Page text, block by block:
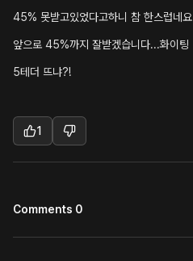
45% 못받고있었다고하니 참 한스럽네요
앞으로 45%까지 잘받겠습니다...화이팅
5테더 뜨냐?!
1
Comments 0